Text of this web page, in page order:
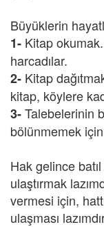
Büyüklerin
1- Kitap
harcadılar.
2- Kitap
kitap, köylere
3-Talebelerinin
bölünmemek için
Hak gelince
ulaştırmak
vermesi için,
ulaşması